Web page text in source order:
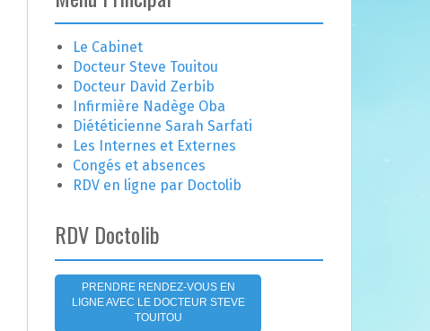
e
r
c
h
e
r
:
Le Cabinet
Docteur Steve Touitou
Docteur David Zerbib
Infirmière Nadège Oba
Diététicienne Sarah Sarfati
Les Internes et Externes
Congés et absences
RDV en ligne par Doctolib
RDV Doctolib
PRENDRE RENDEZ-VOUS EN
LIGNE AVEC LE DOCTEUR STEVE
TOUITOU